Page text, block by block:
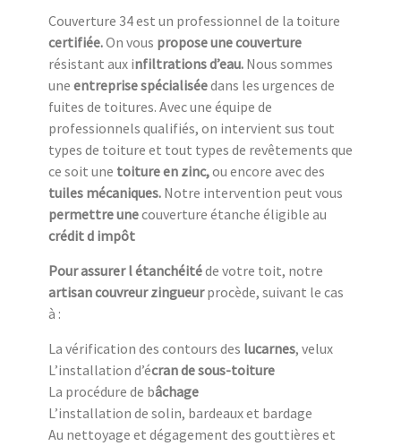
Couverture 34 est un professionnel de la toiture
certifiée.On vous propose une couverture
résistant aux infiltrations d’eau. Nous sommes
une entreprise spécialiséedans les urgences de
fuites de toitures. Avec une équipe de
professionnels qualifiés, on intervient sus tout
types de toiture et tout types de revêtements que
ce soit une toiture en zinc,ou encore avec des
tuiles mécaniques. Notre intervention peut vous
permettre unecouverture étanche éligible au
crédit d impôt
Pour assurer l étanchéitéde votre toit, notre
artisan couvreur zingueurprocède, suivant le cas
à :
La vérification des contours des lucarnes, velux
L’installation d’écran de sous-toiture
La procédure de bâchage
L’installation de solin, bardeaux et bardage
Au nettoyage et dégagement des gouttières et